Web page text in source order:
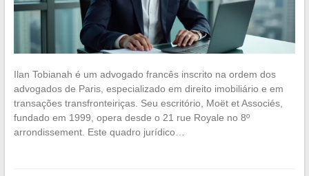
Ilan Tobianah é um advogado francês inscrito na ordem dos
advogados de Paris, especializado em direito imobiliário e em
transações transfronteiriças. Seu escritório, Moët et Associés,
fundado em 1999, opera desde o 21 rue Royale no 8º
arrondissement. Este quadro jurídico…